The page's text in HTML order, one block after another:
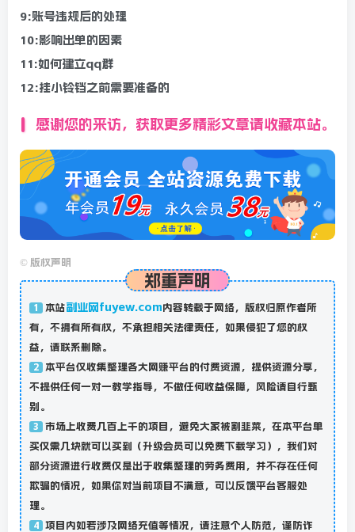
9:账号违规后的处理
10:影响出单的因素
11:如何建立qq群
12:挂小铃铛之前需要准备的
感谢您的来访，获取更多精彩文章请收藏本站。
© 版权声明
郑重声明
1 本站副业网fuyew.com内容转载于网络，版权归原作者所
有，不拥有所有权，不承担相关法律责任，如果侵犯了您的权
益，请联系删除。
2
本平台仅收集整理各大网赚平台的付费资源，提供资源分享，
不提供任何一对一教学指导，不做任何收益保障，风险请自行甄
别。
3
市场上收费几百上千的项目，避免大家被割韭菜，在本平台单
买仅需几块就可以买到（升级会员可以免费下载学习），我们对
部分资源进行收费仅是出于收集整理的劳务费用，并不存在任何
欺骗的情况，如果你对当前项目不满意，可以反馈平台客服处
理。
4
项目内如若涉及网络充值等情况，请注意个人防范，谨防诈